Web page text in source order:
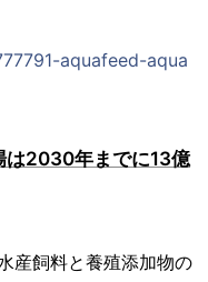
aquafeed-aqua
は2030年までに13億
産飼料と養殖添加物の